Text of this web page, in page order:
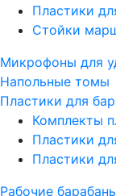
Пластики
Стойки
Микрофоны для
Напольные томы
Пластики для
Комплекты
Пластики
Пластики
Рабочие